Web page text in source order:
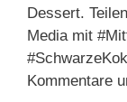
Dessert.
Media mit
Kommentare